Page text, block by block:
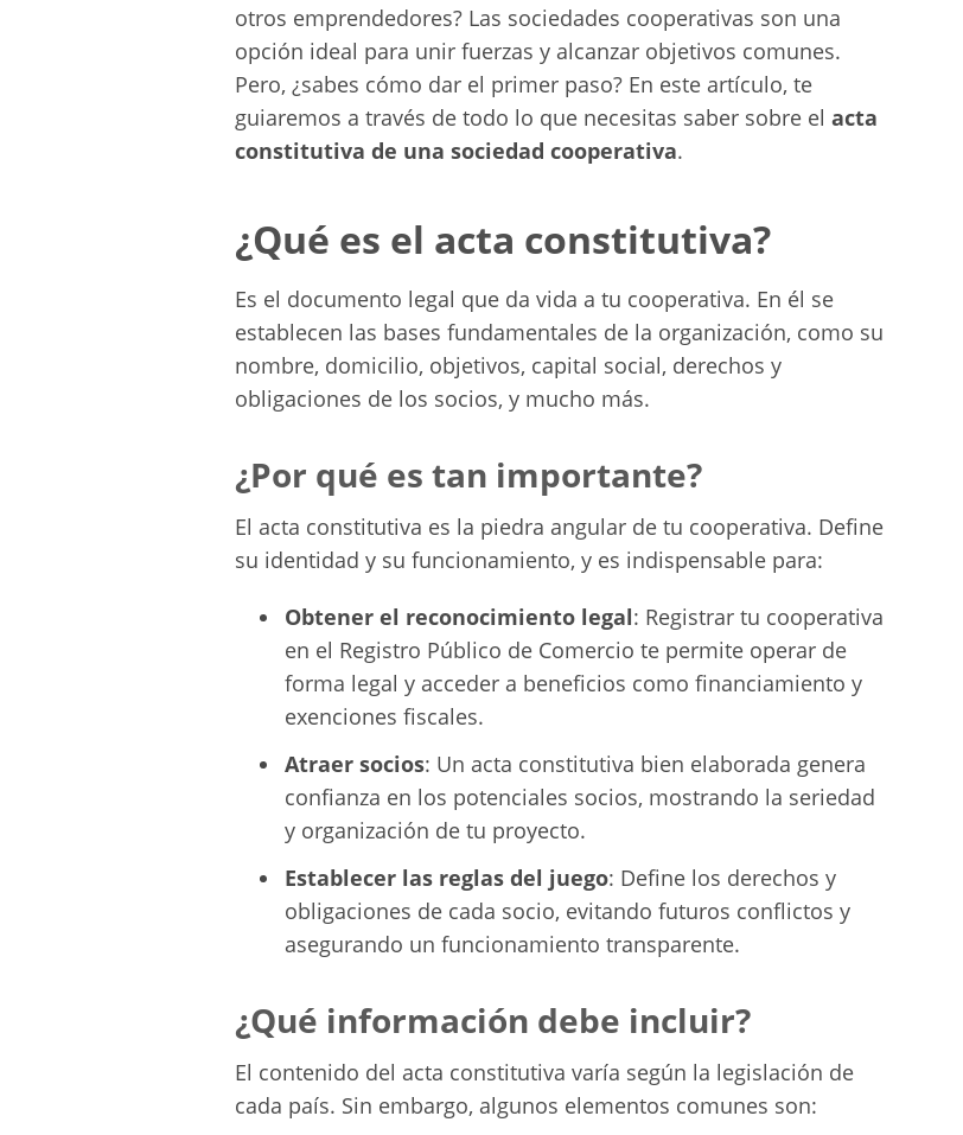
otros emprendedores? Las sociedades cooperativas son una
opción ideal para unir fuerzas y alcanzar objetivos comunes.
Pero, ¿sabes cómo dar el primer paso? En este artículo, te
guiaremos a través de todo lo que necesitas saber sobre el acta
constitutiva de una sociedad cooperativa.
¿Qué es el acta constitutiva?
Es el documento legal que da vida a tu cooperativa. En él se
establecen las bases fundamentales de la organización, como su
nombre, domicilio, objetivos, capital social, derechos y
obligaciones de los socios, y mucho más.
¿Por qué es tan importante?
El acta constitutiva es la piedra angular de tu cooperativa. Define
su identidad y su funcionamiento, y es indispensable para:
Obtener el reconocimiento legal: Registrar tu cooperativa
en el Registro Público de Comercio te permite operar de
forma legal y acceder a beneficios como financiamiento y
exenciones fiscales.
Atraer socios: Un acta constitutiva bien elaborada genera
confianza en los potenciales socios, mostrando la seriedad
y organización de tu proyecto.
Establecer las reglas del juego: Define los derechos y
obligaciones de cada socio, evitando futuros conflictos y
asegurando un funcionamiento transparente.
¿Qué información debe incluir?
El contenido del acta constitutiva varía según la legislación de
cada país. Sin embargo, algunos elementos comunes son: